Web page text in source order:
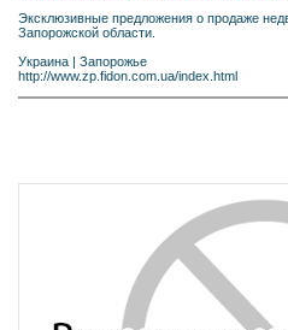
Эксклюзивные предложения о продаже
Запорожской области.
Украина | Запорожье
http://www.zp.fidon.com.ua/index.html